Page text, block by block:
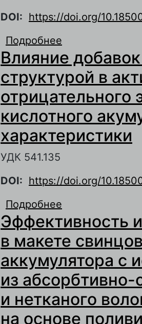
DOI: https://doi.org/
Подробнее
основе
в макете
Влияние
структурой в
отрицательного
кислотного
характеристики
УДК 541.135
DOI: https://doi.org/
Подробнее
активную
кислотного
Эффективность
в макете
аккумулятора с
из
и нетканого
на основе